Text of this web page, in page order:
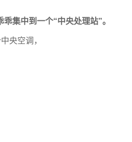
集中到一个“中央处理站”。
央空调，